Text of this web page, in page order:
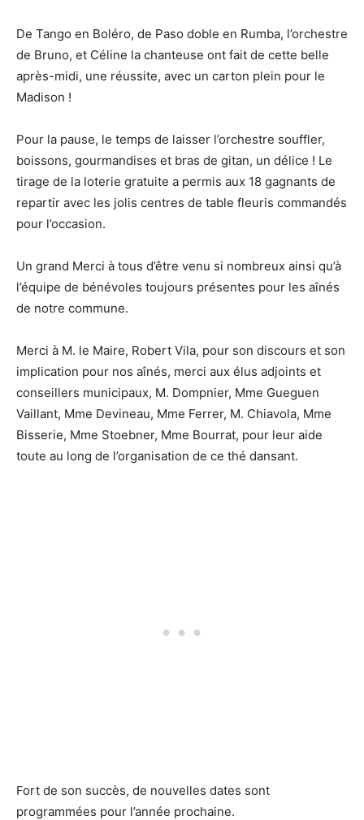
De Tango en Boléro, de Paso doble en Rumba, l’orchestre
de Bruno, et Céline la chanteuse ont fait de cette belle
après-midi, une réussite, avec un carton plein pour le
Madison !
Pour la pause, le temps de laisser l’orchestre souffler,
boissons, gourmandises et bras de gitan, un délice ! Le
tirage de la loterie gratuite a permis aux 18 gagnants de
repartir avec les jolis centres de table fleuris commandés
pour l’occasion.
Un grand Merci à tous d’être venu si nombreux ainsi qu’à
l’équipe de bénévoles toujours présentes pour les aînés
de notre commune.
Merci à M. le Maire, Robert Vila, pour son discours et son
implication pour nos aînés, merci aux élus adjoints et
conseillers municipaux, M. Dompnier, Mme Gueguen
Vaillant, Mme Devineau, Mme Ferrer, M. Chiavola, Mme
Bisserie, Mme Stoebner, Mme Bourrat, pour leur aide
toute au long de l’organisation de ce thé dansant.
Fort de son succès, de nouvelles dates sont
programmées pour l’année prochaine.